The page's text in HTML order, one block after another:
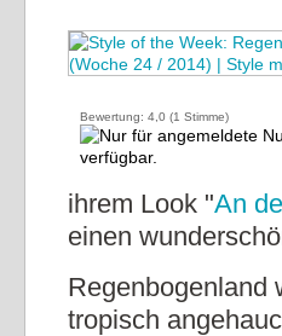
Bewertung: 4,0 (1 Stimme)
ihrem Look "An
einen
Regenbogenland
tropisch